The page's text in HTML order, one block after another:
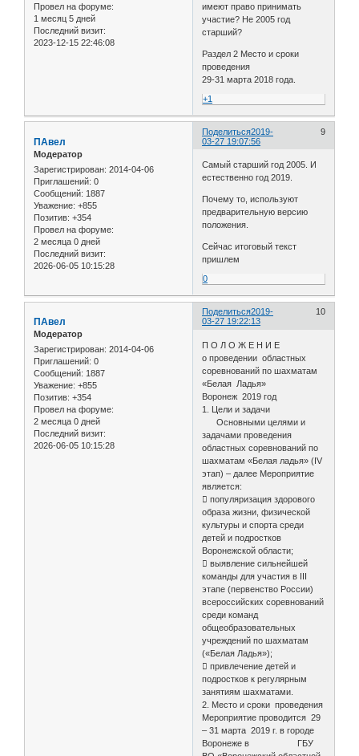
Провел на форуме:
1 месяц 5 дней
Последний визит:
2023-12-15 22:46:08
имеют право принимать
участие? Не 2005 год
старший?
Раздел 2 Место и сроки
проведения
29-31 марта 2018 года.
+1
Поделиться 9
2019-
03-27 19:07:56
ПАвел
Модератор
Зарегистрирован: 2014-04-06
Приглашений: 0
Сообщений: 1887
Уважение: +855
Позитив: +354
Провел на форуме:
2 месяца 0 дней
Последний визит:
2026-06-05 10:15:28
Самый старший год 2005. И
естественно год 2019.
Почему то, используют
предварительную версию
положения.
Сейчас итоговый текст
пришлем
0
Поделиться 10
2019-
03-27 19:22:13
ПАвел
Модератор
Зарегистрирован: 2014-04-06
Приглашений: 0
Сообщений: 1887
Уважение: +855
Позитив: +354
Провел на форуме:
2 месяца 0 дней
Последний визит:
2026-06-05 10:15:28
П О Л О Ж Е Н И Е
о проведении областных
соревнований по шахматам
«Белая Ладья»
Воронеж 2019 год
1. Цели и задачи
Основными целями и
задачами проведения
областных соревнований по
шахматам «Белая ладья» (IV
этап) – далее Мероприятие
является:
 популяризация здорового
образа жизни, физической
культуры и спорта среди
детей и подростков
Воронежской области;
 выявление сильнейшей
команды для участия в III
этапе (первенство России)
всероссийских соревнований
среди команд
общеобразовательных
учреждений по шахматам
(«Белая Ладья»);
 привлечение детей и
подростков к регулярным
занятиям шахматами.
2. Место и сроки проведения
Мероприятие проводится 29
– 31 марта 2019 г. в городе
Воронеже в ГБУ